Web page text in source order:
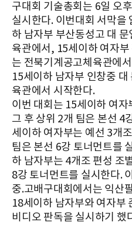
구대회 기술총회는 6일 오
실시한다. 이번대회 서막을
하 남자부 부산동성고 대
육관에서, 15세이하 여자부
는 전북기계공고체육관에
15세이하 남자부 인창중 대
육관에서 시작한다.
이번 대회는 15세이하 여자
그 후 상위 2개 팀은 본선 4
세이하 여자부는 예선 3개
팀은 본선 6강 토너먼트를
하 남자부는 4개조 편성 조
8강 토너먼트를 실시한다.
중.고배구대회에서는 익산
18세이하 남자부와 여자부
비디오 판독을 실시하기 했